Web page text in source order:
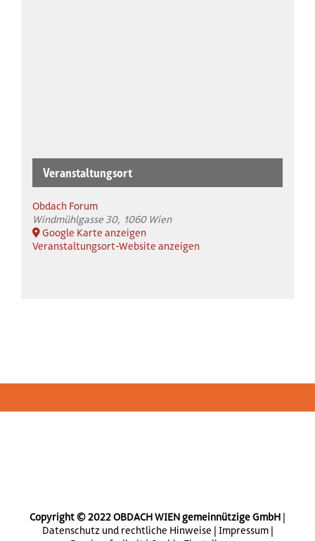
Veranstaltungsort
Obdach Forum
Windmühlgasse 30
Wien
1060
Google Karte anzeigen
Veranstaltungsort-Website anzeigen
Copyright © 2022 OBDACH WIEN gemeinnützige GmbH |
Datenschutz und rechtliche Hinweise | Impressum|